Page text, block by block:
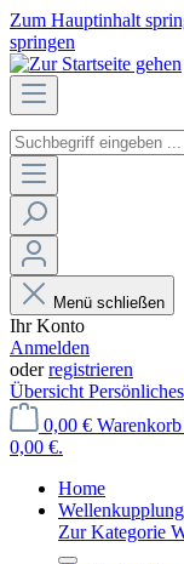
Zum Hauptinhalt
springen
Menü schließen
Ihr Konto
Anmelden
oderregistrieren
Übersicht
0,00 €
0,00 €.
Home
Zur Kategorie